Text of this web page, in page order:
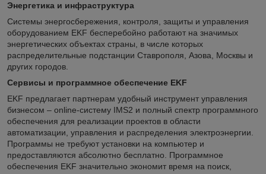
Энергетика и инфраструктура
Системы энергосбережения, контроля, защиты и управления
оборудованием EKF бесперебойно работают на значимых
энергетических объектах страны, в числе которых
распределительные подстанции Ставрополя, Азова, Москвы и
других городов.
Сервисы и программное обеспечение EKF
EKF предлагает партнерам удобный инструмент управления
бизнесом – online-систему IMS2 и полный спектр программного
обеспечения для реализации проектов в области
автоматизации, управления и распределения электроэнергии.
Программы не требуют установки на компьютер и
предоставляются абсолютно бесплатно. Программное
обеспечения EKF значительно экономит время на поиск,